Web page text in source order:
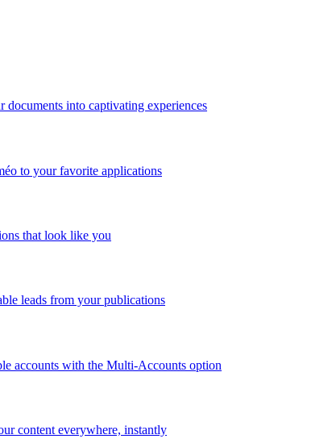
documents into captivating experiences
to your favorite applications
that look like you
leads from your publications
accounts with the Multi-Accounts option
content everywhere, instantly